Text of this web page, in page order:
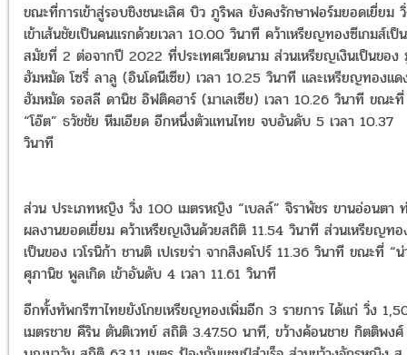
ขณะที่การเข้าสู่รอบชิงชนะเลิศ บิว ภูริพล ยังคงรักษาฟอร์มยอดเยี่ยม
เข้าเส้นชัยเป็นคนแรกด้วยเวลา 10.00 วินาที คว้าเหรียญทองซีเกมส์เป็น
สมัยที่ 2 ต่อจากปี 2022 ที่ประเทศเวียดนาม ส่วนเหรียญเงินเป็นของ
ฮัมหมัด โซรี่ ลาลู (อินโดนีเซีย) เวลา 10.25 วินาที และเหรียญทองแ
ฮัมหมัด รอสลี ดานิช อิฟติคฮาร์ (มาเลเซีย) เวลา 10.26 วินาที ขณะที่
“โอ๊ต” ธวัชชัย หีมเอียด อีกหนึ่งตัวแทนไทย จบอันดับ 5 เวลา 10.37
วินาที
ส่วน ประเภทหญิง วิ่ง 100 เมตรหญิง “เบลล์” จิราพัชร ขานอ่อนตา
ผลงานยอดเยี่ยม คว้าเหรียญเงินด้วยสถิติ 11.54 วินาที ส่วนเหรียญทอ
เป็นของ เวโรนิก้า ชานติ เปเรยร่า จากสิงคโปร์ 11.36 วินาที ขณะที่ “
ศุภานิช พูลเกิด เข้าอันดับ 4 เวลา 11.61 วินาที
อีกทั้งทัพกรีฑาไทยยังโกยเหรียญทองเพิ่มอีก 3 รายการ ได้แก่ วิ่ง
เมตรชาย คีริน ตันติเวทย์ สถิติ 3.47.50 นาที, ขว้างค้อนชาย กิตติพงศ์